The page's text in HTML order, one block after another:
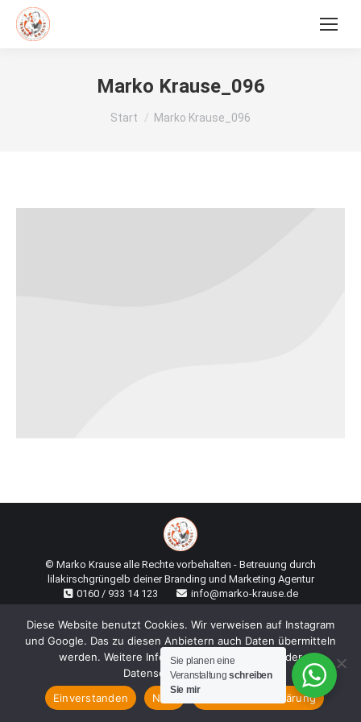
Marko Krause_096
Sie befinden sich hier:
Start Marko Krause_096
© Marko Krause alle Rechte vorbehalten - Betreuung durch
lilakirschgrüngelb deiner Branding und Marketing Agentur
0160 / 933 14 123
info@marko-krause.de
Sie planen eine
Veranstaltung schreiben
Sie mir
Diese Website benutzt Cookies. Wir verweisen auf Instagram
und Google. Das zu diesen Anbietern auch Daten übermitteln
werden. Weitere Informationen finden Sie in der
Datenschutzerklärung.
Einverstanden
Nein Datenschutzerklärung